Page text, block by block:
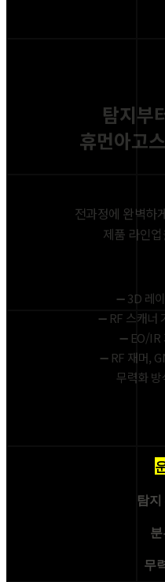
탐지부
휴먼아고
전과정에 완벽하
제품 라인
➖ 3D 레
➖ RF 스캐너
➖ EO/IR
➖ RF 재머,
무력화
탐
무